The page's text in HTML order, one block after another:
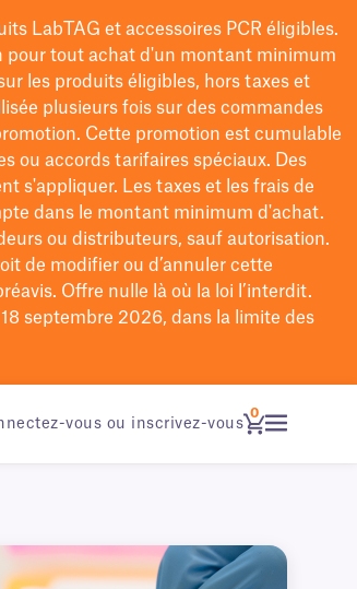
LabTAG et accessoires PCR éligibles.
pour tout achat d'un montant minimum
les produits éligibles, hors taxes et
plusieurs fois sur des commandes
Cette promotion est cumulable
ou accords tarifaires spéciaux. Des
s'appliquer. Les taxes et les frais de
dans le montant minimum d'achat.
ou distributeurs, sauf autorisation.
de modifierou d’annuler cette
Offre nulle là où la loi l’interdit.
septembre 2026, dans la limite des
vous ou inscrivez-vous
0